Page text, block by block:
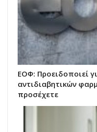
ΕΟΦ: Προειδοποιεί
αντιδιαβητικών
προσέχετε